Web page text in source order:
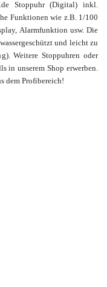
Stoppuhr (Digital) inkl.
Funktionen wie z.B. 1/100
Alarmfunktion usw. Die
und leicht zu
Weitere Stoppuhren oder
in unserem Shop erwerben.
dem Profibereich!